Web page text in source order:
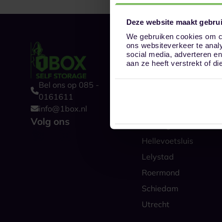
Deze website maakt
We gebruiken cookies om
ons websiteverkeer te
social media, adverteren
aan ze heeft verstrekt of
Bel ons op 085 -
0161611
info@1box.nl
Volg ons
Onze
Alkmaar
Hellevoetsluis
Lelystad
Roermond
Schiedam
Utrecht